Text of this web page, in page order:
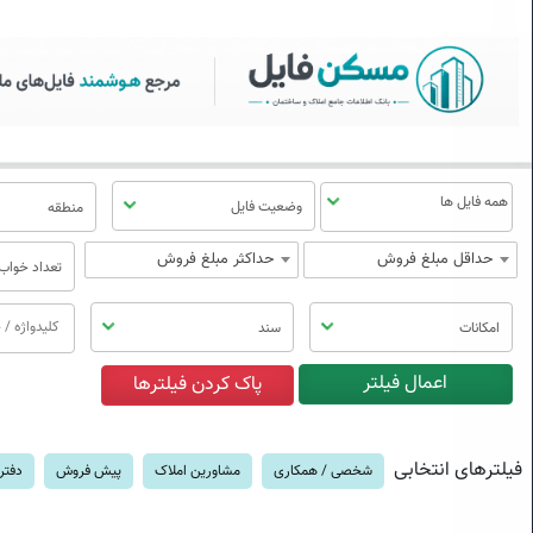
مسکن فایل | خرید، فروش،
منوی
مسکن
وضعیت فایل منطقه
حداقل مبلغ فروش حداکثر مبلغ فروش تعداد
امکانات سند
فیلترهای انتخابی شخصی / همکاری مشاورین املاک پیش فروش